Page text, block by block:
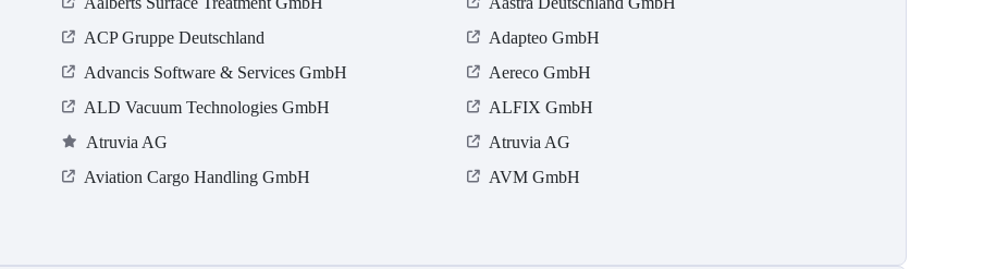
ACP Gruppe Deutschland
Adapteo GmbH
Advancis Software & Services GmbH
Aereco GmbH
ALD Vacuum Technologies GmbH
ALFIX GmbH
Atruvia AG
Atruvia AG
Aviation Cargo Handling GmbH
AVM GmbH